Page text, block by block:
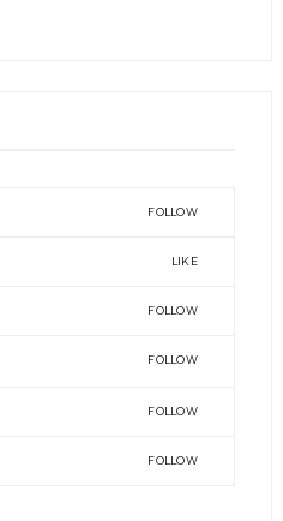
FOLLOW
LIKE
FOLLOW
FOLLOW
FOLLOW
FOLLOW